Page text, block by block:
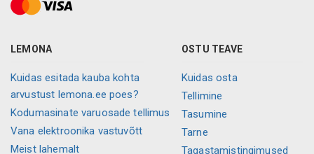
LEMONA
Kuidas esitada kauba kohta
arvustust lemona.ee poes?
Kodumasinate varuosade tellimus
Vana elektroonika vastuvõtt
Meist lahemalt
OSTU TEAVE
Kuidas osta
Tellimine
Tasumine
Tarne
Tagastamistingimused